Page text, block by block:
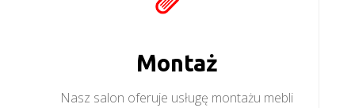
Montaż
Nasz salon oferuje usługę montażu mebli